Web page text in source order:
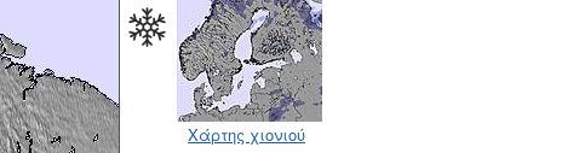
Χάρτης χιονιού